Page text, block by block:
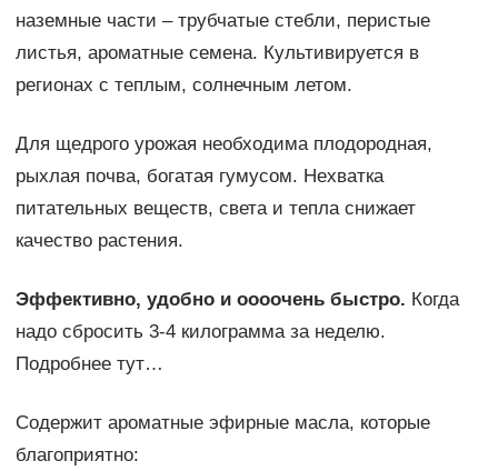
наземные части – трубчатые стебли, перистые
листья, ароматные семена. Культивируется в
регионах с теплым, солнечным летом.
Для щедрого урожая необходима плодородная,
рыхлая почва, богатая гумусом. Нехватка
питательных веществ, света и тепла снижает
качество растения.
Эффективно, удобно и оооочень быстро. Когда
надо сбросить 3-4 килограмма за неделю.
Подробнее тут…
Содержит ароматные эфирные масла, которые
благоприятно: